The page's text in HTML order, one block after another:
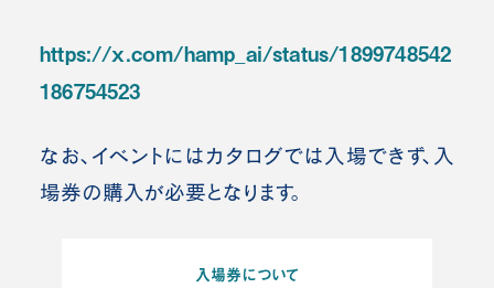
https://x.com/hamp_ai/status/1899748542
186754523
なお、イベントにはカタログでは入場できず、入
場券の購入が必要となります。
入場券について